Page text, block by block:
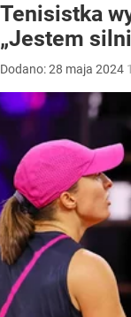
Tenisistka
„Jestem
Dodano:28 maja 2024